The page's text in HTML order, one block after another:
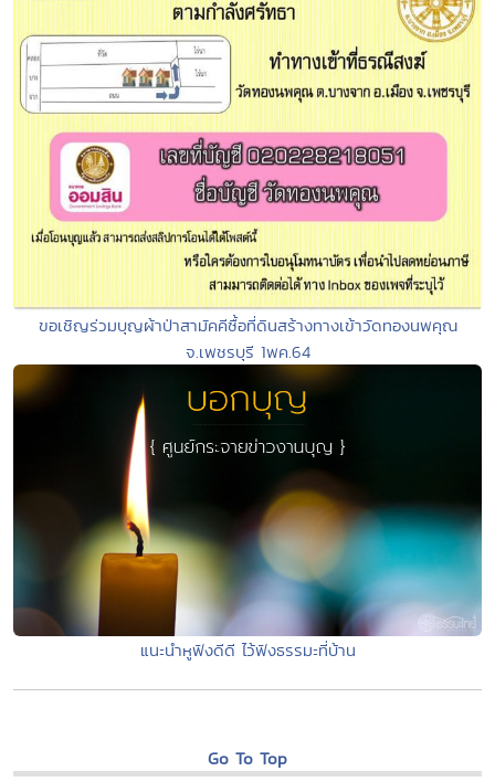
ขอเชิญร่วมบุญผ้าป่าสามัคคีซื้อที่ดินสร้างทางเข้าวัดทองนพคุณ
จ.เพชรบุรี 1พค.64
แนะนำหูฟังดีดี ไว้ฟังธรรมะที่บ้าน
Go To Top